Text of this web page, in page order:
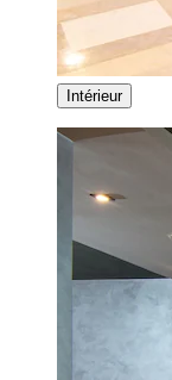
Intérieur